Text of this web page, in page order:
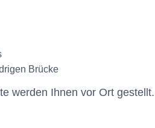
Brücke
werden Ihnen vor Ort